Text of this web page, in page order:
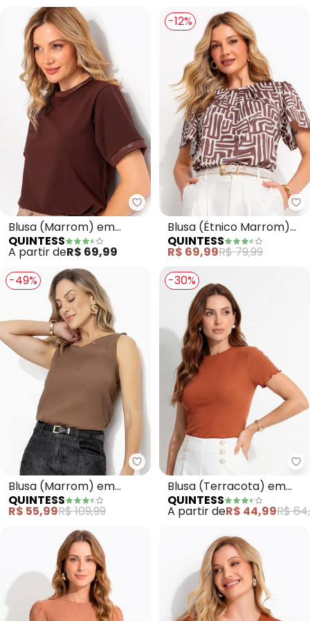
Quintess - Blusa (Marrom) em
Blusa (Marrom) em
Malha de Algodão
QUINTESS
A partir deR$ 69,99
-12%
Blusa (Étnico Marrom)
em Malha Fria
QUINTESS
R$ 69,99R$ 79,99
-49%
Quintess - Blusa (Marrom) em
Blusa (Marrom) em
Tecido Laise
QUINTESS
R$ 55,99R$ 109,99
-30%
Blusa (Terracota) em
Malha Canelada
QUINTESS
A partir deR$ 44,99R$